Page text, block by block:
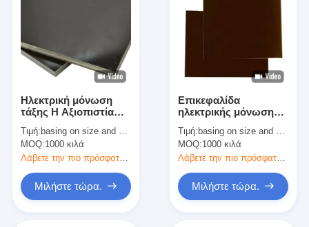
Ηλεκτρική μόνωση
τάξης H Αξιοπιστία
ηλεκτρικές εφαρμογές
Τιμή: basing on size and quantity
MOQ:1000 κιλά
Λάβετε την πιο πρόσφατη τιμή
Μιλήστε τώρα.
Επικεφαλίδα
ηλεκτρικής μόνωσης
υαλοειδούς οξειδίου
της κλάσης H
Τιμή: basing on size and quantity
MOQ:1000 κιλά
Μιλήστε τώρα.